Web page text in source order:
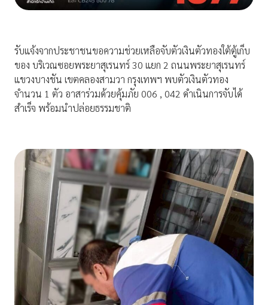
รับแจ้งจากประชาชนขอความช่วยเหลือจับตัวเงินตัวทองใต้ตู้เก็บ
ของ บริเวณซอยพระยาสุเรนทร์ 30 แยก 2 ถนนพระยาสุเรนทร์
แขวงบางชัน เขตคลองสามวา กรุงเทพฯ พบตัวเงินตัวทอง
จำนวน 1 ตัว อาสาร่วมด้วยคุ้มภัย 006 , 042 ดำเนินการจับได้
สำเร็จ พร้อมนำปล่อยธรรมชาติ